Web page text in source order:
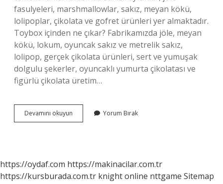
fasulyeleri, marshmallowlar, sakız, meyan kökü,
lolipoplar, çikolata ve gofret ürünleri yer almaktadır.
Toybox içinden ne çıkar? Fabrikamızda jöle, meyan
kökü, lokum, oyuncak sakız ve metrelik sakız,
lolipop, gerçek çikolata ürünleri, sert ve yumuşak
dolgulu şekerler, oyuncaklı yumurta çikolatası ve
figürlü çikolata üretim…
Devamını okuyun
Adet
Yorum Bırak
https://oydaf.com https://makinacilar.com.tr
https://kursburada.com.tr knight online nttgame Sitemap